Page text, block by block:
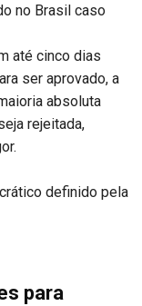
no Brasil caso
até cinco dias
ser aprovado, a
absoluta
rejeitada,
definido pela
para